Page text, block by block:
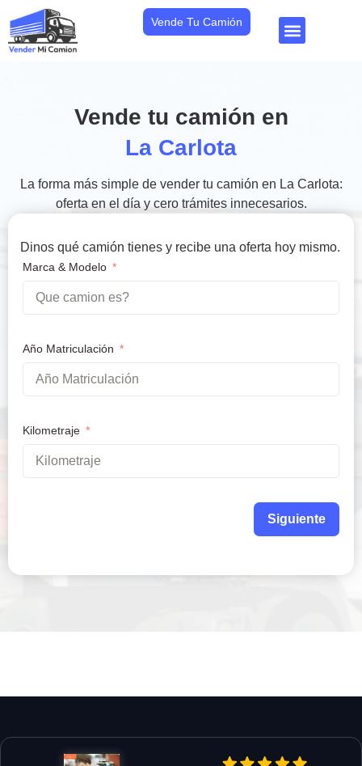
Vende Tu Camión
Vende tu camión en
La Carlota
La forma más simple de vender tu camión en La Carlota:
oferta en el día y cero trámites innecesarios.
Dinos qué camión tienes y recibe una oferta hoy mismo.
Marca & Modelo
Año Matriculación
Kilometraje
Siguiente